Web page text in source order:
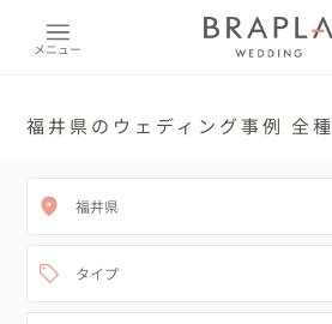
メニュー
福井県のウェディング事例 全種
福井県
タイプ